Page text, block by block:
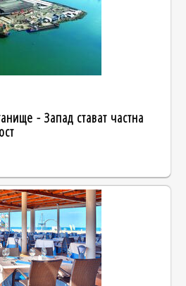
- Запад стават частна